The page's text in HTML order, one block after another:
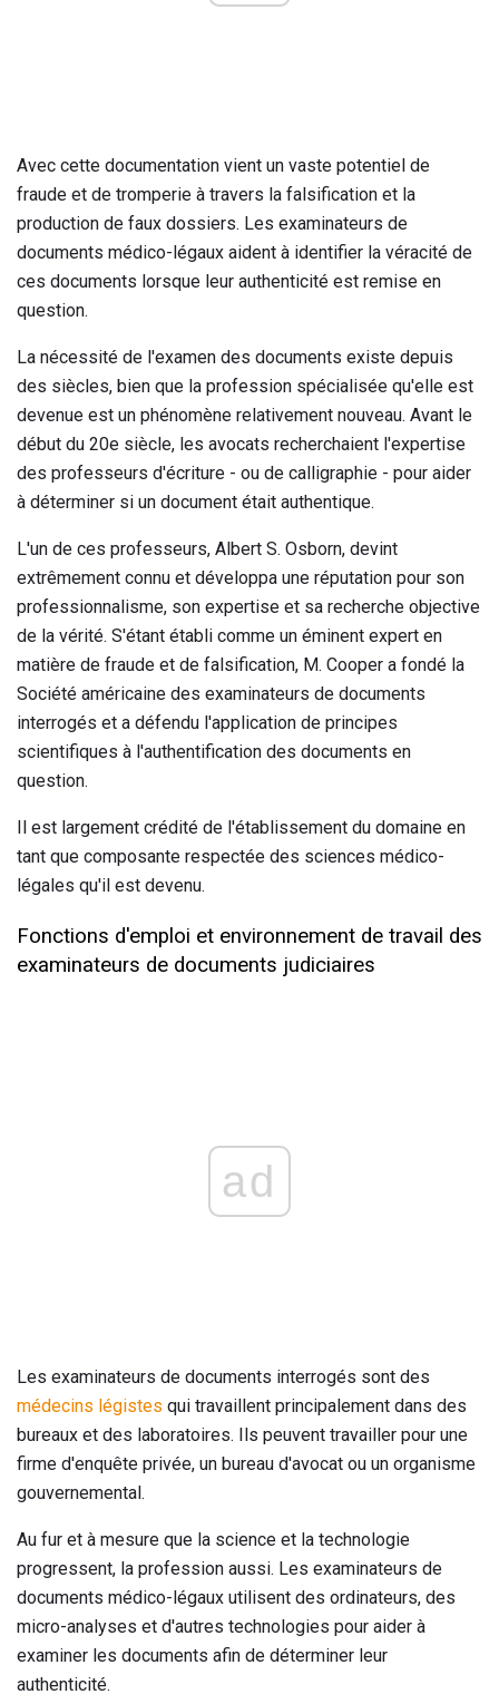
Avec cette documentation vient un vaste potentiel de
fraude et de tromperie à travers la falsification et la
production de faux dossiers. Les examinateurs de
documents médico-légaux aident à identifier la véracité de
ces documents lorsque leur authenticité est remise en
question.
La nécessité de l'examen des documents existe depuis
des siècles, bien que la profession spécialisée qu'elle est
devenue est un phénomène relativement nouveau. Avant le
début du 20e siècle, les avocats recherchaient l'expertise
des professeurs d'écriture - ou de calligraphie - pour aider
à déterminer si un document était authentique.
L'un de ces professeurs, Albert S. Osborn, devint
extrêmement connu et développa une réputation pour son
professionnalisme, son expertise et sa recherche objective
de la vérité. S'étant établi comme un éminent expert en
matière de fraude et de falsification, M. Cooper a fondé la
Société américaine des examinateurs de documents
interrogés et a défendu l'application de principes
scientifiques à l'authentification des documents en
question.
Il est largement crédité de l'établissement du domaine en
tant que composante respectée des sciences médico-
légales qu'il est devenu.
Fonctions d'emploi et environnement de travail des
examinateurs de documents judiciaires
ad
Les examinateurs de documents interrogés sont des
médecins légistes qui travaillent principalement dans des
bureaux et des laboratoires. Ils peuvent travailler pour une
firme d'enquête privée, un bureau d'avocat ou un organisme
gouvernemental.
Au fur et à mesure que la science et la technologie
progressent, la profession aussi. Les examinateurs de
documents médico-légaux utilisent des ordinateurs, des
micro-analyses et d'autres technologies pour aider à
examiner les documents afin de déterminer leur
authenticité.